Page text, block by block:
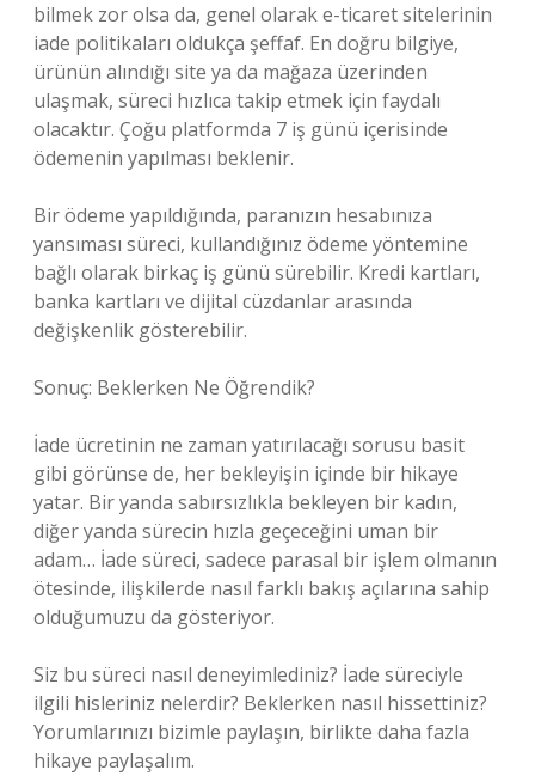
bilmek zor olsa da, genel olarak e-ticaret sitelerinin
iade politikaları oldukça şeffaf. En doğru bilgiye,
ürünün alındığı site ya da mağaza üzerinden
ulaşmak, süreci hızlıca takip etmek için faydalı
olacaktır. Çoğu platformda 7 iş günü içerisinde
ödemenin yapılması beklenir.
Bir ödeme yapıldığında, paranızın hesabınıza
yansıması süreci, kullandığınız ödeme yöntemine
bağlı olarak birkaç iş günü sürebilir. Kredi kartları,
banka kartları ve dijital cüzdanlar arasında
değişkenlik gösterebilir.
Sonuç: Beklerken Ne Öğrendik?
İade ücretinin ne zaman yatırılacağı sorusu basit
gibi görünse de, her bekleyişin içinde bir hikaye
yatar. Bir yanda sabırsızlıkla bekleyen bir kadın,
diğer yanda sürecin hızla geçeceğini uman bir
adam… İade süreci, sadece parasal bir işlem olmanın
ötesinde, ilişkilerde nasıl farklı bakış açılarına sahip
olduğumuzu da gösteriyor.
Siz bu süreci nasıl deneyimlediniz? İade süreciyle
ilgili hisleriniz nelerdir? Beklerken nasıl hissettiniz?
Yorumlarınızı bizimle paylaşın, birlikte daha fazla
hikaye paylaşalım.